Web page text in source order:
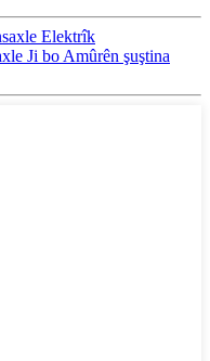
Elektrîk
Ji bo Amûrên şuştina